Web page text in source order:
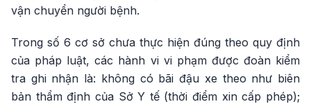
vận chuyển người bệnh.
Trong số 6 cơ sở chưa thực hiện đúng theo quy định
của pháp luật, các hành vi vi phạm được đoàn kiểm
tra ghi nhận là: không có bãi đậu xe theo như biên
bản thẩm định của Sở Y tế (thời điểm xin cấp phép);